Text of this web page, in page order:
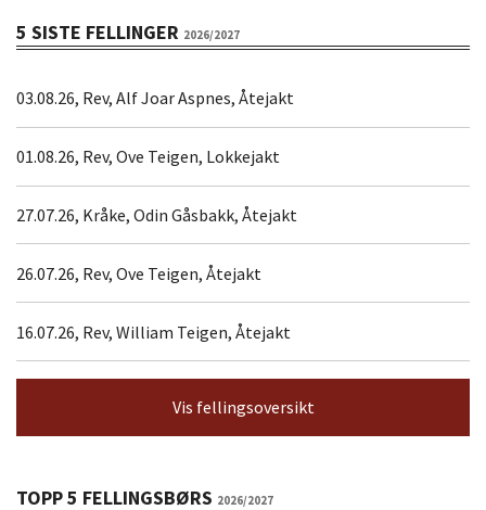
5 SISTE FELLINGER 2026/2027
03.08.26, Rev, Alf Joar Aspnes, Åtejakt
01.08.26, Rev, Ove Teigen, Lokkejakt
27.07.26, Kråke, Odin Gåsbakk, Åtejakt
26.07.26, Rev, Ove Teigen, Åtejakt
16.07.26, Rev, William Teigen, Åtejakt
Vis fellingsoversikt
TOPP 5 FELLINGSBØRS 2026/2027